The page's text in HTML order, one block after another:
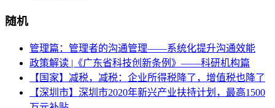
随机
管理篇：管理者的沟通管理——系统化提升沟通效能
政策解读 |《广东省科技创新条例》——科研机构篇
【国家】减税，减税：企业所得税降了，增值税也降了
【深圳市】深圳市2020年新兴产业扶持计划，最高1500